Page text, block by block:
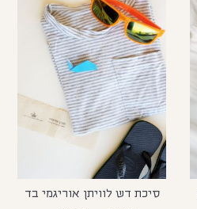
סיכת דש לוויתן אוריגמי בד